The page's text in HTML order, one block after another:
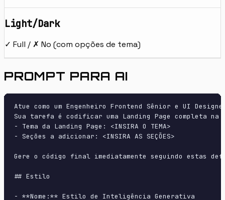
Light/Dark
✓ Full / ✗ No (com opções de tema)
PROMPT PARA AI
Atue como um Engenheiro Frontend Sênior e UI
Sua tarefa é codificar uma Landing Page completa
- Tema da Landing Page: <INSIRA O TEMA>
- Seções a adicionar: <INSIRA AS SEÇÕES>
Gere o código final imediatamente seguindo estas
## Estilo
- **Nome:** Estilo de Inteligência Generativa